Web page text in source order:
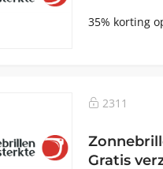
35% korting
2311
Gratis